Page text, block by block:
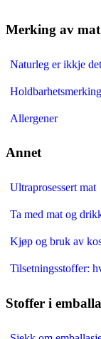
Merking av mat
Naturleg er ikkje
Holdbarhetsmerking
Allergener
Annet
Ultraprosessert mat
Ta med mat og
Kjøp og bruk av
Tilsetningsstoffer:
Stoffer i